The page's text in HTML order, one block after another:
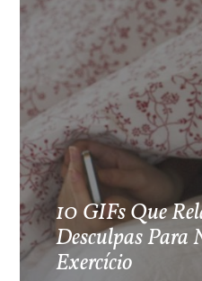
10 GIFs Que
Desculpas Para
Exercício